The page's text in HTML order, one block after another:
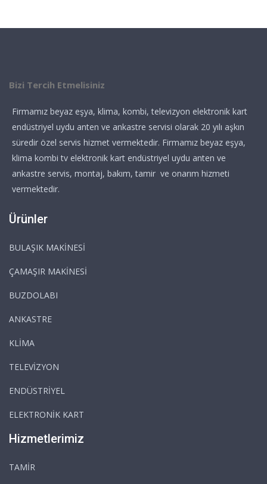
Bizi Tercih Etmelisiniz
Firmamız beyaz eşya, klima, kombi, televizyon elektronik kart
endüstriyel uydu anten ve ankastre servisi olarak 20 yılı aşkın
süredir özel servis hizmet vermektedir. Firmamız beyaz eşya,
klima kombi tv elektronik kart endüstriyel uydu anten ve
ankastre servis, montaj, bakım, tamir ve onarım hizmeti
vermektedir.
Ürünler
BULAŞIK MAKİNESİ
ÇAMAŞIR MAKİNESİ
BUZDOLABI
ANKASTRE
KLİMA
TELEVİZYON
ENDÜSTRİYEL
ELEKTRONİK KART
Hizmetlerimiz
TAMİR